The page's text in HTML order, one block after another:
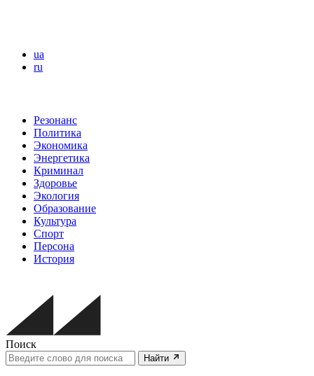
ua
ru
Резонанс
Политика
Экономика
Энергетика
Криминал
Здоровье
Экология
Образование
Культура
Спорт
Персона
История
Поиск
Найти